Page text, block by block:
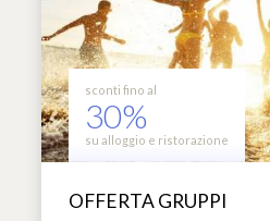
sconti fino al
30%
su alloggio e ristorazione
OFFERTA GRUPPI